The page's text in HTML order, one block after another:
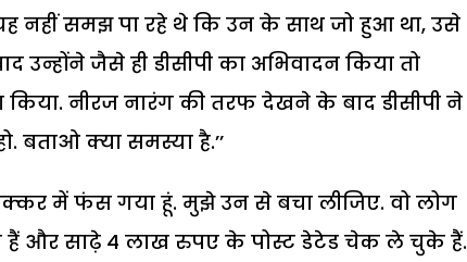
नहीं समझ पा रहे थे कि उन के साथ जो हुआ था, उसे
जैसे ही डीसीपी का अभिवादन किया तो
किया. नीरज नारंग की तरफ देखने के बाद डीसीपी ने
बताओ क्या समस्या है.’’
में फंस गया हूं. मुझे उन से बचा लीजिए. वो लोग
साढ़े 4 लाख रुपए के पोस्ट डेटेड चेक ले चुके हैं.